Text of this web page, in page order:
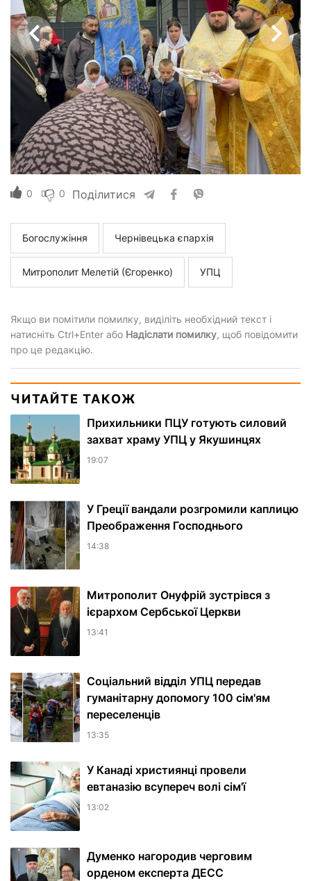
0 0 Поділитися
Богослужіння Чернівецька єпархія
Митрополит Мелетій (Єгоренко) УПЦ
Якщо ви помітили помилку, виділіть необхідний текст і
натисніть Ctrl+Enter або Надіслати помилку, щоб повідомити
про це редакцію.
ЧИТАЙТЕ ТАКОЖ
Прихильники ПЦУ готують силовий
захват храму УПЦ у Якушинцях
19:07
У Греції вандали розгромили каплицю
Преображення Господнього
14:38
Митрополит Онуфрій зустрівся з
ієрархом Сербської Церкви
13:41
Соціальний відділ УПЦ передав
гуманітарну допомогу 100 сім'ям
переселенців
13:35
У Канаді християнці провели
евтаназію всупереч волі сім'ї
13:02
Думенко нагородив черговим
орденом експерта ДЕСС